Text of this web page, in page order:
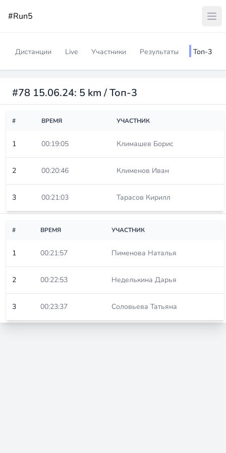
#Run5
Дистанции Live Участники Результаты Топ-3
#78 15.06.24: 5 km / Топ-3
# ВРЕМЯ УЧАСТНИК
1 00:19:05 Климашев Борис
2 00:20:46 Клименов Иван
3 00:21:03 Тарасов Кирилл
# ВРЕМЯ УЧАСТНИК
1 00:21:57 Пименова Наталья
2 00:22:53 Неделькина Дарья
3 00:23:37 Соловьева Татьяна